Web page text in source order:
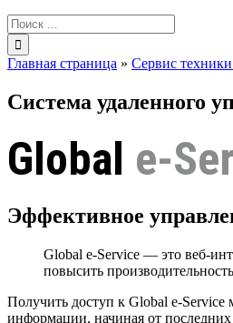
Результат
поиска:
Главная страница » Сервис
Система удаленного
Global e-
Эффективное
Global e-Service — это веб-
повысить
Получить доступ к Global e-
информации, начиная от